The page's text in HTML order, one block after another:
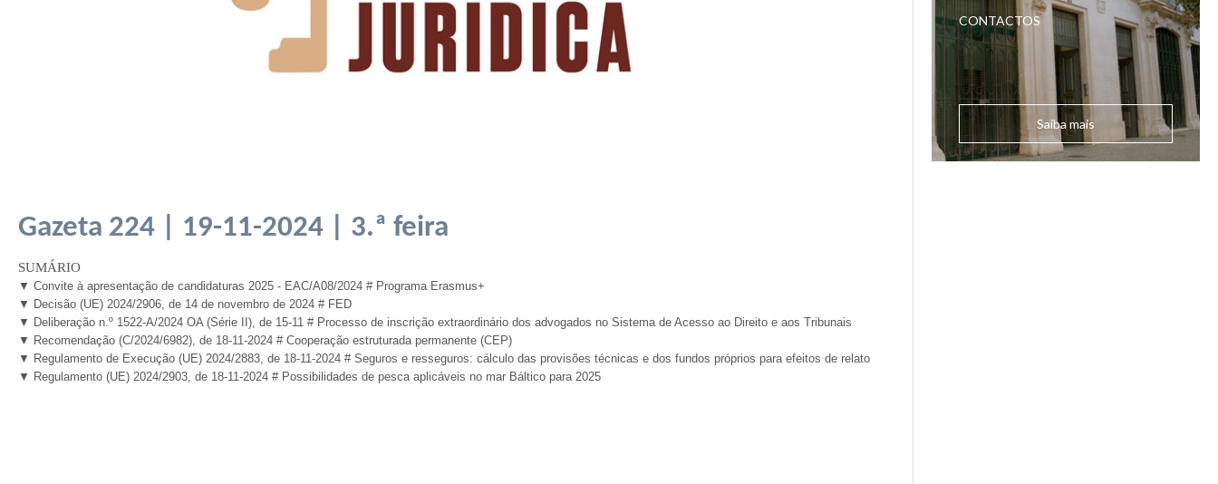
Gazeta 224 | 19-11-2024 | 3.ª feira
SUMÁRIO
▼ Convite à apresentação de candidaturas 2025 - EAC/A08/2024 # Programa Erasmus+
▼ Decisão (UE) 2024/2906, de 14 de novembro de 2024 # FED
▼ Deliberação n.º 1522-A/2024 OA (Série II), de 15-11 # Processo de inscrição extraordinário dos advogados no Sistema de Acesso ao Direito e aos Tribunais
▼ Recomendação (C/2024/6982), de 18-11-2024 # Cooperação estruturada permanente (CEP)
▼ Regulamento de Execução (UE) 2024/2883, de 18-11-2024 # Seguros e resseguros: cálculo das provisões técnicas e dos fundos próprios para efeitos de relato
▼ Regulamento (UE) 2024/2903, de 18-11-2024 # Possibilidades de pesca aplicáveis no mar Báltico para 2025
CONTACTOS
Saiba mais